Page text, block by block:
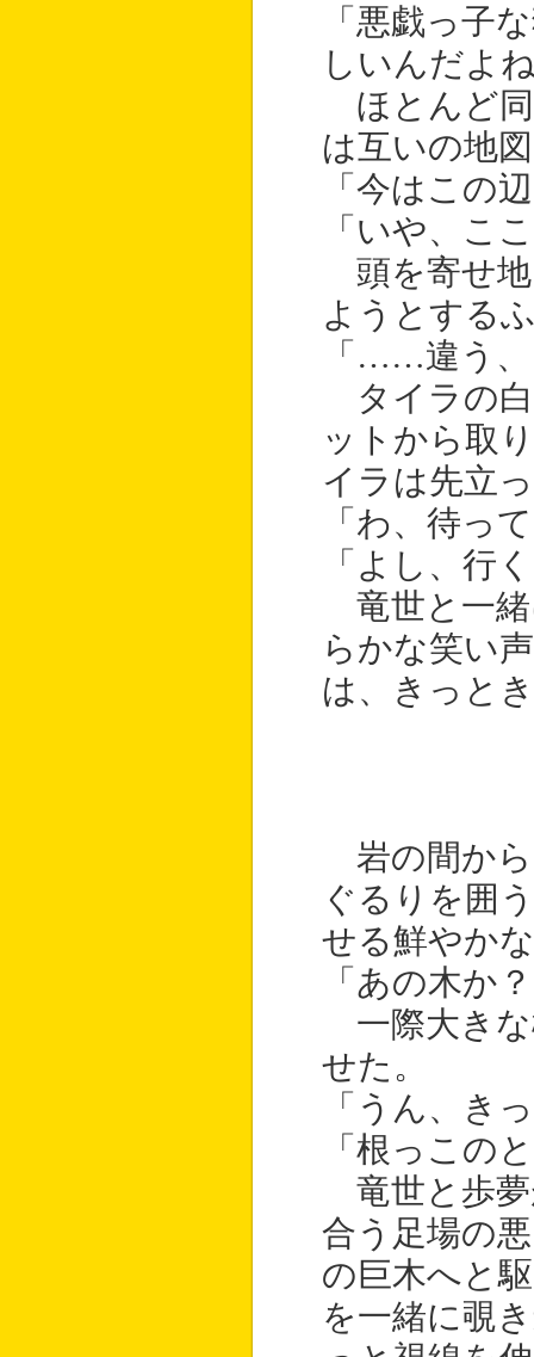
「悪戯っ子
しいんだよ
ほとんど同
は互いの地
「今はこの
「いや、こ
頭を寄せ地
ようとする
「……違う
タイラの白
ットから取
イラは先立
「わ、待っ
「よし、行
竜世と一緒
らかな笑い
は、きっと
岩の間から
ぐるりを囲
せる鮮やか
「あの木か
一際大きな
せた。
「うん、き
「根っこの
竜世と歩夢
合う足場の
の巨木へと
を一緒に覗